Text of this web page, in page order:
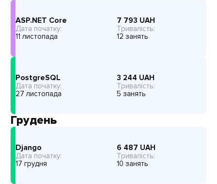
ASP.NET Core 7 793 UAH
Дата початку:
11 листопада
Тривалість:
12 занять
PostgreSQL 3 244 UAH
Дата початку:
27 листопада
Тривалість:
5 занять
Грудень
Django 6 487 UAH
Дата початку:
17 грудня
Тривалість:
10 занять